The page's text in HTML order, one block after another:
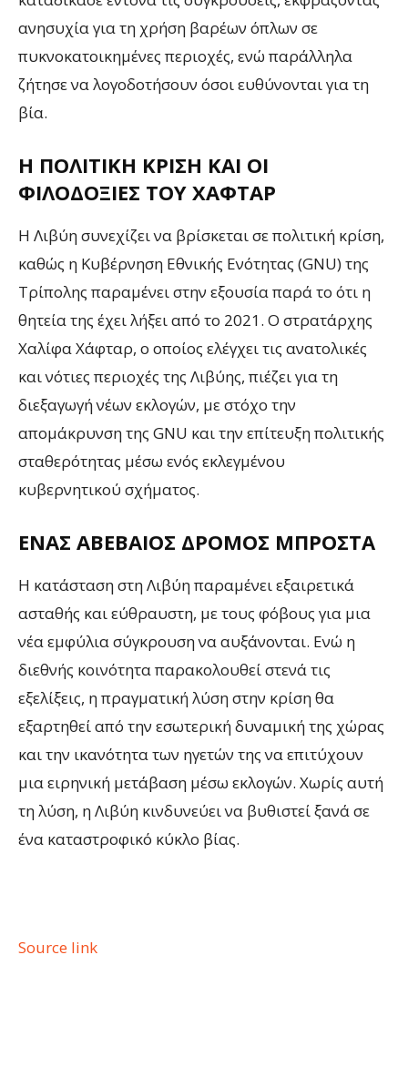
ανησυχία για τη χρήση βαρέων όπλων σε
πυκνοκατοικημένες περιοχές, ενώ παράλληλα
ζήτησε να λογοδοτήσουν όσοι ευθύνονται για τη
βία​.
Η ΠΟΛΙΤΙΚΉ ΚΡΊΣΗ ΚΑΙ ΟΙ
ΦΙΛΟΔΟΞΊΕΣ ΤΟΥ ΧΆΦΤΑΡ
Η Λιβύη συνεχίζει να βρίσκεται σε πολιτική κρίση,
καθώς η Κυβέρνηση Εθνικής Ενότητας (GNU) της
Τρίπολης παραμένει στην εξουσία παρά το ότι η
θητεία της έχει λήξει από το 2021. Ο στρατάρχης
Χαλίφα Χάφταρ, ο οποίος ελέγχει τις ανατολικές
και νότιες περιοχές της Λιβύης, πιέζει για τη
διεξαγωγή νέων εκλογών, με στόχο την
απομάκρυνση της GNU και την επίτευξη πολιτικής
σταθερότητας μέσω ενός εκλεγμένου
κυβερνητικού σχήματος.
ΈΝΑΣ ΑΒΈΒΑΙΟΣ ΔΡΌΜΟΣ ΜΠΡΟΣΤΆ
Η κατάσταση στη Λιβύη παραμένει εξαιρετικά
ασταθής και εύθραυστη, με τους φόβους για μια
νέα εμφύλια σύγκρουση να αυξάνονται. Ενώ η
διεθνής κοινότητα παρακολουθεί στενά τις
εξελίξεις, η πραγματική λύση στην κρίση θα
εξαρτηθεί από την εσωτερική δυναμική της χώρας
και την ικανότητα των ηγετών της να επιτύχουν
μια ειρηνική μετάβαση μέσω εκλογών. Χωρίς αυτή
τη λύση, η Λιβύη κινδυνεύει να βυθιστεί ξανά σε
ένα καταστροφικό κύκλο βίας.
Source link